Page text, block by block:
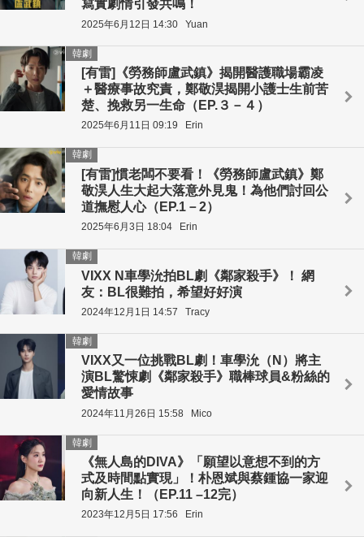
寫實劇情引發共鳴！
2025年6月12日 14:30 Yuan
[有雷]《勞務師盧武鎮》揭開醫護職場霸凌
＋醫療事故究責，鄭敬淏揭開小護士生前苦
楚、挽救另一生命（EP.３－４）
韓劇
2025年6月11日 09:19 Erin
[有雷]慣老闆不要看！《勞務師盧武鎮》鄭
敬淏人生大起大落意外見鬼！為他們討回公
道撫慰人心（EP.1－2）
韓劇
2025年6月3日 18:04 Erin
VIXX N車學沇拍BL劇《鄰家殺手》！ 網
友：BL很難拍，希望好好演
韓劇
2024年12月1日 14:57 Tracy
VIXX又一位挑戰BL劇！車學沇（N）將主
演BL驚悚劇《鄰家殺手》職棒球員&粉絲的
愛情故事
韓劇
2024年11月26日 15:58 Mico
《無人島的DIVA》「願望以意想不到的方
式及時間點實現」！朴恩斌與蔡鍾協一家迎
向新人生！（EP.11 –12完）
韓劇
2023年12月5日 17:56 Erin